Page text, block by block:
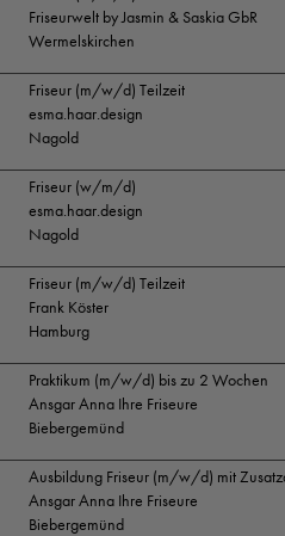
Friseurwelt by Jasmin & Saskia GbR
Wermelskirchen
Friseur (m/w/d) Teilzeit
esma.haar.design
Nagold
Friseur (w/m/d)
esma.haar.design
Nagold
Friseur (m/w/d) Teilzeit
Frank Köster
Hamburg
Praktikum (m/w/d) bis zu 2 Wochen
Ansgar Anna Ihre Friseure
Biebergemünd
Ausbildung Friseur (m/w/d) mit
Ansgar Anna Ihre Friseure
Biebergemünd